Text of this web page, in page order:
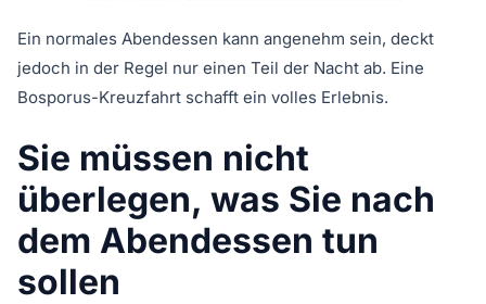
Ein normales Abendessen kann angenehm sein, deckt
jedoch in der Regel nur einen Teil der Nacht ab. Eine
Bosporus-Kreuzfahrt schafft ein volles Erlebnis.
Sie müssen nicht
überlegen, was Sie nach
dem Abendessen tun
sollen